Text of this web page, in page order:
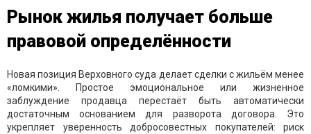
Рынок жилья получает больше
правовой определённости
Новая позиция Верховного суда делает сделки с жильём менее
«ломкими». Простое эмоциональное или жизненное
заблуждение продавца перестаёт быть автоматически
достаточным основанием для разворота договора. Это
укрепляет уверенность добросовестных покупателей: риск